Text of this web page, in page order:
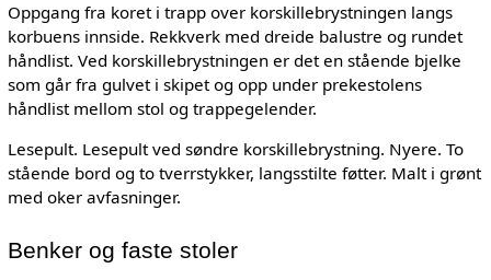
Oppgang fra koret i trapp over korskillebrystningen langs
korbuens innside. Rekkverk med dreide balustre og rundet
håndlist. Ved korskillebrystningen er det en stående bjelke
som går fra gulvet i skipet og opp under prekestolens
håndlist mellom stol og trappegelender.
Lesepult. Lesepult ved søndre korskillebrystning. Nyere. To
stående bord og to tverrstykker, langsstilte føtter. Malt i grønt
med oker avfasninger.
Benker og faste stoler